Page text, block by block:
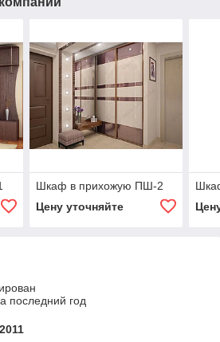
Шкаф в прихожую ПШ-2
Цену уточняйте
последний год